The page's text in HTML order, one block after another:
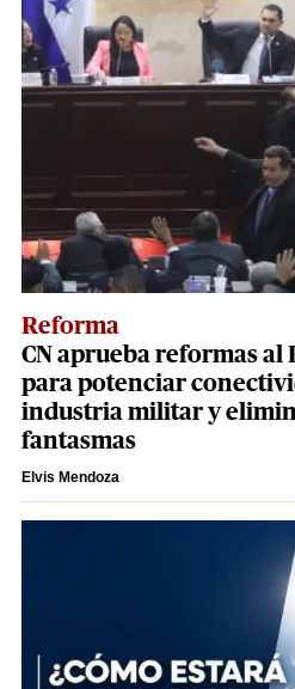
Reforma
CN aprueba reformas al
para potenciar
industria militar y
fantasmas
Elvis Mendoza